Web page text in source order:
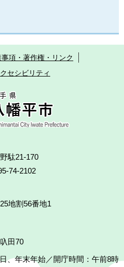
項・著作権・リンク
セシビリティ
駄21-170
74-2102
地割56番地1
田70
、年末年始／開庁時間：午前8時